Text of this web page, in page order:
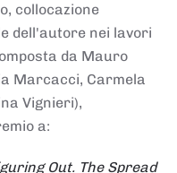
collocazione
dell'autore nei lavori
da Mauro
Marcacci, Carmela
Vignieri),
a:
Out. The Spread